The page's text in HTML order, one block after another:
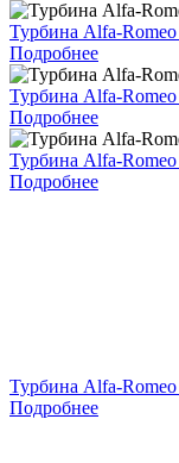
Турбина Alfa-
Подробнее
Турбина Alfa-
Подробнее
Турбина Alfa-
Подробнее
Турбина Alfa-
Подробнее